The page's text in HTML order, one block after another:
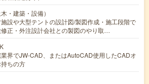
・建築・設備）
施設や大型テントの設計図/製図作成・施工段階で
正・外注設計会社との製図のやり取…
業界でJW-CAD、またはAutoCAD使用したCADオ
ちの方